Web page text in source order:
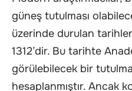
güneş tutulması
üzerinde durulan
1312’dir. Bu tarihte
görülebilecek bir tutulma
hesaplanmıştır. Ancak